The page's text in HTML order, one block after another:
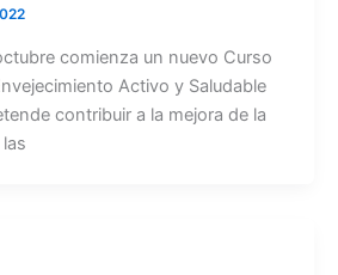
comienza un nuevo Curso
Activo y Saludable
contribuir a la mejora de la